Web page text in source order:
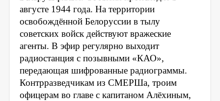
августе 1944 года. На территории
освобождённой Белоруссии в тылу
советских войск действуют вражеские
агенты. В эфир регулярно выходит
радиостанция с позывными «КАО»,
передающая шифрованные радиограммы.
Контрразведчикам из СМЕРШа, троим
офицерам во главе с капитаном Алёхиным,